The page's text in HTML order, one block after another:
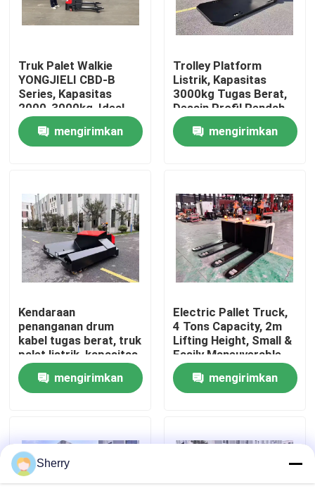
Rumah
Produk
Tentang kami
Tur Pabrik
Kontrol kualitas
Hubungi kami
Berita
Blog
Forklift Pallet Listrik
Truk Palet Walkie
YONGJIELI CBD-B
Series, Kapasitas
2000-3000kg, Ideal
Untuk Logistik
Gudang.mengirimkan
Trolley Platform
Listrik, Kapasitas
3000kg Tugas Berat,
Desain Profil Rendah
Untuk Pengisian Tanpa
Usaha, Ideal Untuk
Penanganan Bahan
mengirimkan
Kendaraan
penanganan drum
kabel tugas berat, truk
palet listrik, kapasitas
200.000 kg
mengirimkan
Electric Pallet Truck,
4 Tons Capacity, 2m
Lifting Height, Small &
Easily Maneuverable
mengirimkan
Sherry